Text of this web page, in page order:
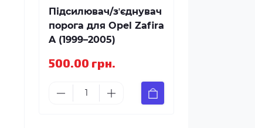
Підсилювач/зʼєднувач
порога для Opel Zafira
A (1999–2005)
500.00 грн.